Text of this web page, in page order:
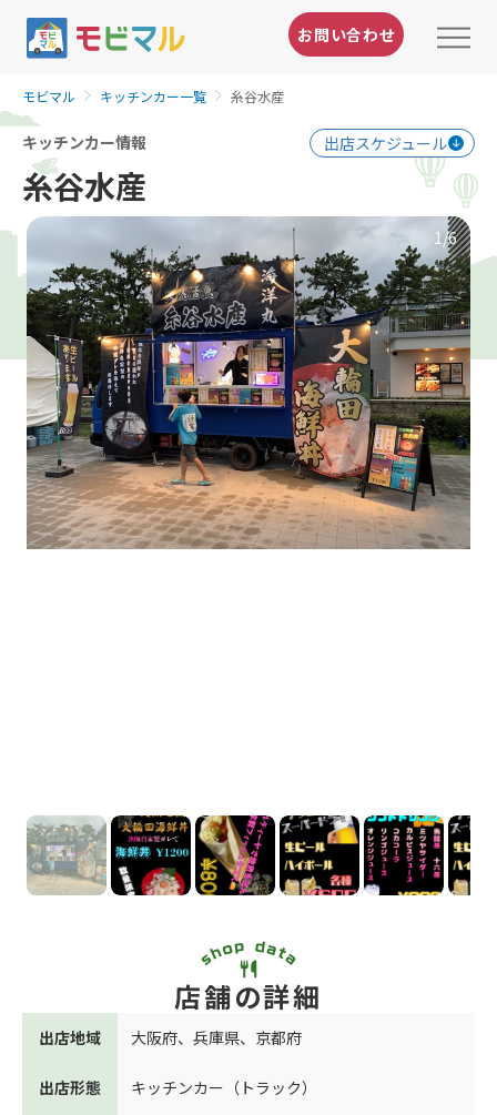
お問い合わせ
モビマル キッチンカー一覧 糸谷水産
キッチンカー情報 出店スケジュール
糸谷水産
1 /6
店舗の詳細
出店地域 大阪府、 兵庫県、 京都府
出店形態 キッチンカー（トラック）